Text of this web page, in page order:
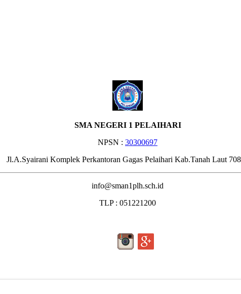
SMA NEGERI 1 PELAIHARI
NPSN : 30300697
Jl.A.Syairani Komplek Perkantoran Gagas Pelaihari Kab.Tanah Laut
info@sman1plh.sch.id
TLP : 051221200